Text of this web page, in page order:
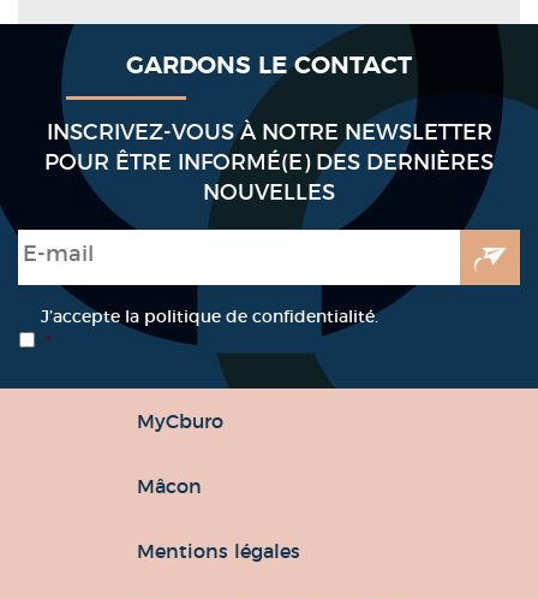
GARDONS LE CONTACT
INSCRIVEZ-VOUS À NOTRE NEWSLETTER
POUR ÊTRE INFORMÉ(E) DES DERNIÈRES
NOUVELLES
E-mail
RGPD *
J’accepte la politique de confidentialité.
*
MyCburo
Mâcon
Mentions légales